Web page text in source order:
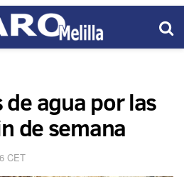
agua por las
de semana
CET